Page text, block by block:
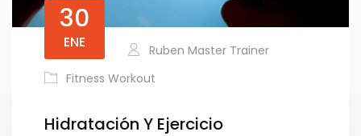
30
ENE
Ruben Master Trainer
Fitness Workout
Hidratación Y Ejercicio